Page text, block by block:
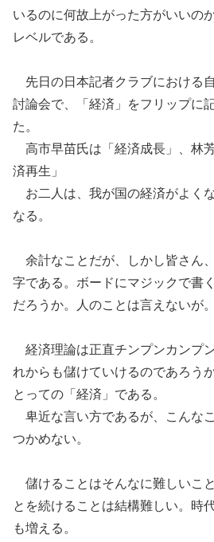
いるのに何故上がった方がいいの
レベルである。
先日の日本記者クラブにおける
討論会で、「経済」をフリップに
た。
高市早苗氏は 「経済成長」、林
済再生」
お二人は、 我が国の経済がよく
なる。
余計なことだが、
しかし皆さん
字である。ボードにマジックで書
だろうか。人のことは言えないが。
経済理論は正直チンプンカンプ
れからも儲けていけるのであろう
とっての 「経済」である。
卑近な言い方であるが、
こんな
つかめない。
儲けることはそんなに難しいこ
とを続けることは結構難しい。時
も増える。